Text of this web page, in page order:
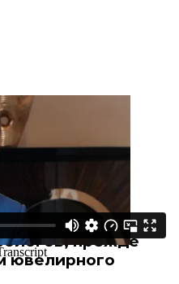
CLUEV
прежде
ювелирного